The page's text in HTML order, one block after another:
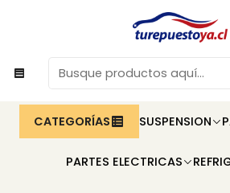
CATEGORÍAS SUSPENSION
PARTES ELECTRICAS